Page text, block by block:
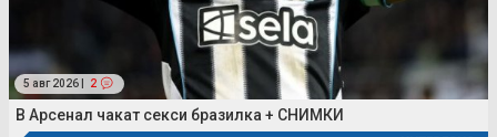
5 авг 2026 | 2
В Арсенал чакат секси бразилка + СНИМКИ